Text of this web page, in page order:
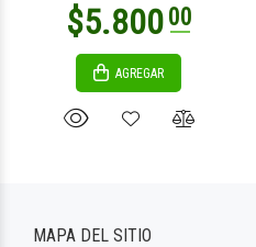
AGREGAR
MAPA DEL SITIO